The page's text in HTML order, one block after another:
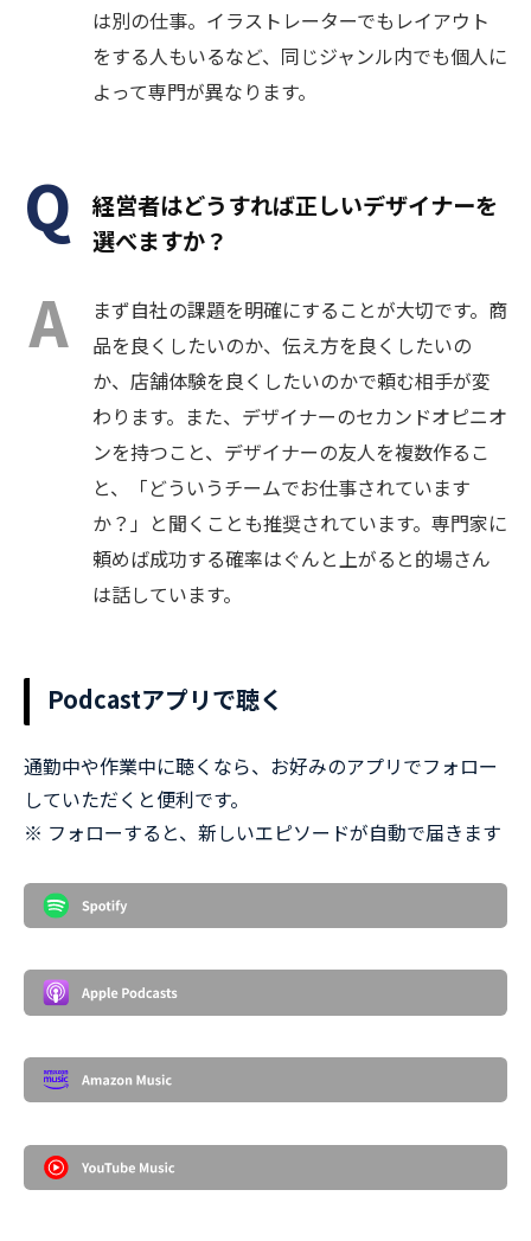
は別の仕事。イラストレーターでもレイアウト
をする人もいるなど、同じジャンル内でも個人に
よって専門が異なります。
経営者はどうすれば正しいデザイナーを
選べますか？
まず自社の課題を明確にすることが大切です。商
品を良くしたいのか、伝え方を良くしたいの
か、店舗体験を良くしたいのかで頼む相手が変
わります。また、デザイナーのセカンドオピニオ
ンを持つこと、デザイナーの友人を複数作るこ
と、「どういうチームでお仕事されています
か？」と聞くことも推奨されています。専門家に
頼めば成功する確率はぐんと上がると的場さん
は話しています。
Podcastアプリで聴く
通勤中や作業中に聴くなら、お好みのアプリでフォロー
していただくと便利です。
※ フォローすると、新しいエピソードが自動で届きます